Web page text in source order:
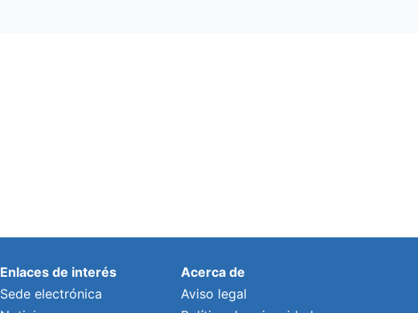
Enlaces de interés
Sede electrónica
Acerca de
Aviso legal